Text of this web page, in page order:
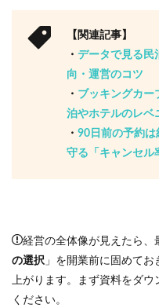
【関連記事】
・ データで見る民
向・運営のコツ
・ ブッキングカー
泊やホテルのレベ
・ 90日前の予約
守る「キャンセル
経営の全体像が見えたら、
の選択 」を開業前に固めて
上がります。まず資料をダ
ください。